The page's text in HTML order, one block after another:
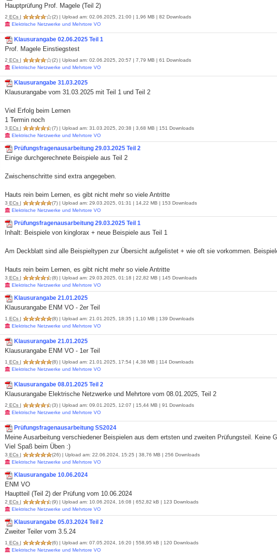
Hauptprüfung Prof. Magele (Teil 2)
2 ECs | (2) | Upload am: 02.06.2025, 21:00 | 1,96 MB | 82 Downloads
Elektrische Netzwerke und Mehrtore VO
Klausurangabe 02.06.2025 Teil 1
Prof. Magele Einstiegstest
2 ECs | (2) | Upload am: 02.06.2025, 20:57 | 7,79 MB | 61 Downloads
Elektrische Netzwerke und Mehrtore VO
Klausurangabe 31.03.2025
Klausurangabe vom 31.03.2025 mit Teil 1 und Teil 2
Viel Erfolg beim Lernen
1 Termin noch
3 ECs | (7) | Upload am: 31.03.2025, 20:38 | 3,68 MB | 151 Downloads
Elektrische Netzwerke und Mehrtore VO
Prüfungsfragenausarbeitung 29.03.2025 Teil 2
Einige durchgerechnete Beispiele aus Teil 2
Zwischenschritte sind extra angegeben.
Hauts rein beim Lernen, es gibt nicht mehr so viele Antritte
3 ECs | (7) | Upload am: 29.03.2025, 01:31 | 14,22 MB | 153 Downloads
Elektrische Netzwerke und Mehrtore VO
Prüfungsfragenausarbeitung 29.03.2025 Teil 1
Inhalt: Beispiele von kinglorax + neue Beispiele aus Teil 1
Am Deckblatt sind alle Beispieltypen zur Übersicht aufgelistet + wie oft sie vorkommen.
Hauts rein beim Lernen, es gibt nicht mehr so viele Antritte
3 ECs | (8) | Upload am: 29.03.2025, 01:18 | 22,82 MB | 145 Downloads
Elektrische Netzwerke und Mehrtore VO
Klausurangabe 21.01.2025
Klausurangabe ENM VO - 2er Teil
1 ECs | (8) | Upload am: 21.01.2025, 18:35 | 1,10 MB | 139 Downloads
Elektrische Netzwerke und Mehrtore VO
Klausurangabe 21.01.2025
Klausurangabe ENM VO - 1er Teil
1 ECs | (8) | Upload am: 21.01.2025, 17:54 | 4,38 MB | 114 Downloads
Elektrische Netzwerke und Mehrtore VO
Klausurangabe 08.01.2025 Teil 2
Klausurangabe Elektrische Netzwerke und Mehrtore vom 08.01.2025, Teil 2
2 ECs | (3) | Upload am: 09.01.2025, 12:07 | 15,44 MB | 91 Downloads
Elektrische Netzwerke und Mehrtore VO
Prüfungsfragenausarbeitung SS2024
Meine Ausarbeitung verschiedener Beispielen aus dem ertsten und zweiten Prüfungsteil. Keine
Viel Spaß beim Üben :)
3 ECs | (26) | Upload am: 22.06.2024, 15:25 | 38,76 MB | 256 Downloads
Elektrische Netzwerke und Mehrtore VO
Klausurangabe 10.06.2024
ENM VO
Hauptteil (Teil 2) der Prüfung vom 10.06.2024
2 ECs | (9) | Upload am: 10.06.2024, 16:08 | 652,82 kB | 123 Downloads
Elektrische Netzwerke und Mehrtore VO
Klausurangabe 05.03.2024 Teil 2
Zweiter Teiler vom 3.5.24
1 ECs | (6) | Upload am: 07.05.2024, 16:20 | 558,95 kB | 120 Downloads
Elektrische Netzwerke und Mehrtore VO